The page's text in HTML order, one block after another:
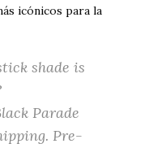
icónicos para la
shade is
Parade
Pre-